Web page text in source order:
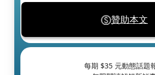
贊助本文
每期 $35 元動態話題